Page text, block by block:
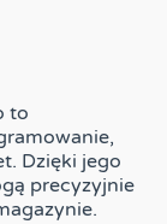
to
Dzięki jego
precyzyjnie